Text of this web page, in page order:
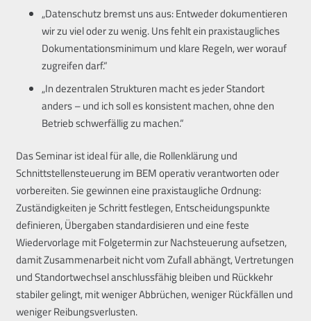
„Datenschutz bremst uns aus: Entweder dokumentieren
wir zu viel oder zu wenig. Uns fehlt ein praxistaugliches
Dokumentationsminimum und klare Regeln, wer worauf
zugreifen darf.“
„In dezentralen Strukturen macht es jeder Standort
anders – und ich soll es konsistent machen, ohne den
Betrieb schwerfällig zu machen.“
Das Seminar ist ideal für alle, die Rollenklärung und
Schnittstellensteuerung im BEM operativ verantworten oder
vorbereiten. Sie gewinnen eine praxistaugliche Ordnung:
Zuständigkeiten je Schritt festlegen, Entscheidungspunkte
definieren, Übergaben standardisieren und eine feste
Wiedervorlage mit Folgetermin zur Nachsteuerung aufsetzen,
damit Zusammenarbeit nicht vom Zufall abhängt, Vertretungen
und Standortwechsel anschlussfähig bleiben und Rückkehr
stabiler gelingt, mit weniger Abbrüchen, weniger Rückfällen und
weniger Reibungsverlusten.